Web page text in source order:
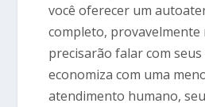
você oferecer um
completo, provavelmente
precisarão falar com seus
economiza com uma
atendimento humano,